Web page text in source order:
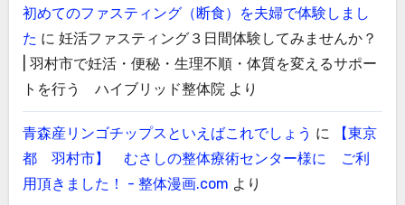
初めてのファスティング（断食）を夫婦で体験しまし
た に 妊活ファスティング３日間体験してみませんか？
| 羽村市で妊活・便秘・生理不順・体質を変えるサポー
トを行う ハイブリッド整体院 より
青森産リンゴチップスといえばこれでしょう に
【東京
都 羽村市】 むさしの整体療術センター様に ご利
用頂きました！ - 整体漫画.com より